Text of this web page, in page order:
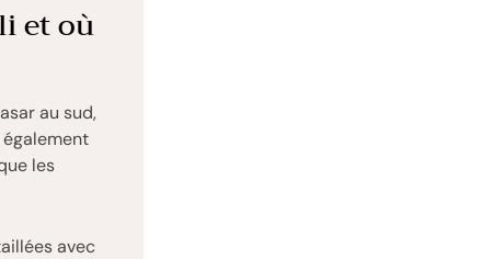
et où
au sud,
également
les
avec